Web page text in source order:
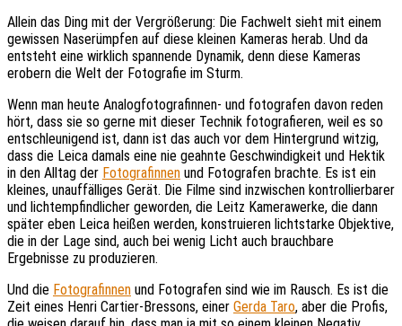
Allein das Ding mit der Vergrößerung: Die Fachwelt sieht mit einem
gewissen Naserümpfen auf diese kleinen Kameras herab. Und da
entsteht eine wirklich spannende Dynamik, denn diese Kameras
erobern die Welt der Fotografie im Sturm.
Wenn man heute Analogfotografinnen- und fotografen davon reden
hört, dass sie so gerne mit dieser Technik fotografieren, weil es so
entschleunigend ist, dann ist das auch vor dem Hintergrund witzig,
dass die Leica damals eine nie geahnte Geschwindigkeit und Hektik
in den Alltag der Fotografinnen und Fotografen brachte. Es ist ein
kleines, unauffälliges Gerät. Die Filme sind inzwischen kontrollierbarer
und lichtempfindlicher geworden, die Leitz Kamerawerke, die dann
später eben Leica heißen werden, konstruieren lichtstarke Objektive,
die in der Lage sind, auch bei wenig Licht auch brauchbare
Ergebnisse zu produzieren.
Und die Fotografinnen und Fotografen sind wie im Rausch. Es ist die
Zeit eines Henri Cartier-Bressons, einer Gerda Taro, aber die Profis,